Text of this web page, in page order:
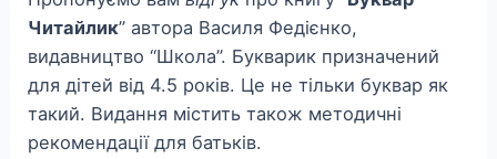
Читайлик” автора Василя Федієнко,
видавництво “Школа”. Букварик призначений
для дітей від 4.5 років. Це не тільки буквар як
такий. Видання містить також методичні
рекомендації для батьків.